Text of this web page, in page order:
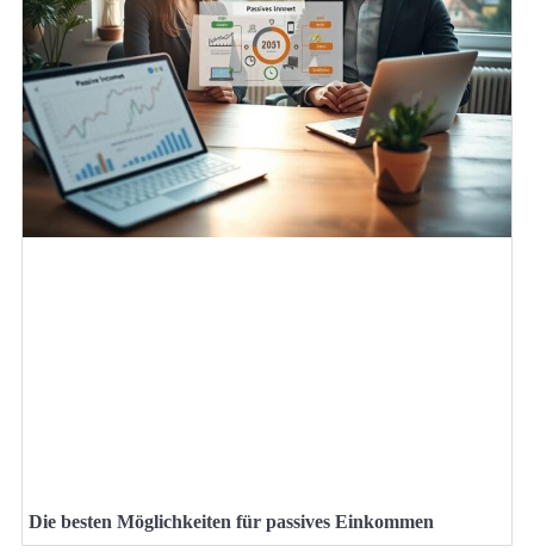
Die besten Möglichkeiten für passives Einkommen